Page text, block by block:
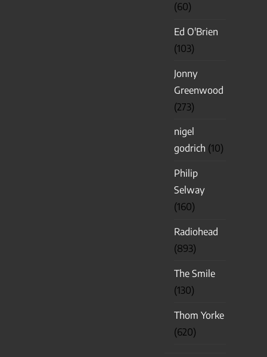
(60)
Ed O'Brien
(103)
Jonny
Greenwood
(273)
nigel
godrich (10)
Philip
Selway
(160)
Radiohead
(893)
The Smile
(130)
Thom Yorke
(620)